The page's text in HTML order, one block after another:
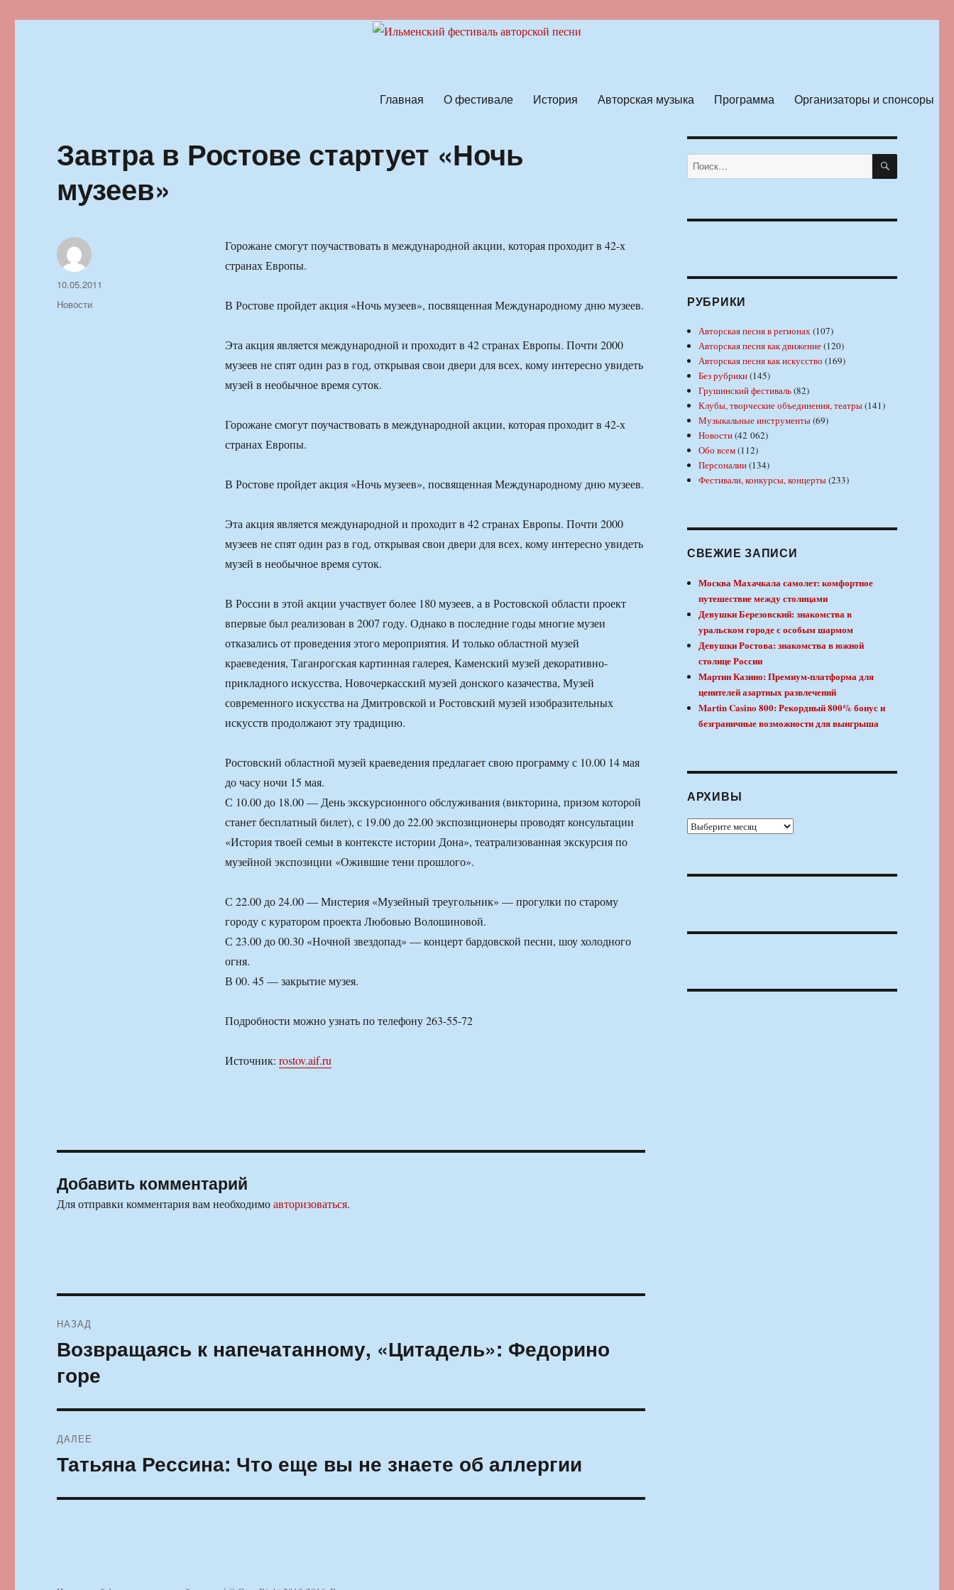
Главная О фестивале История Авторская музыка Программа Организаторы и спонсоры
Завтра в Ростове стартует «Ночь
музеев»
Горожане смогут поучаствовать в международной акции, которая проходит в 42-х
странах Европы.
В Ростове пройдет акция «Ночь музеев», посвященная Международному дню музеев.
Эта акция является международной и проходит в 42 странах Европы. Почти 2000
музеев не спят один раз в год, открывая свои двери для всех, кому интересно увидеть
музей в необычное время суток.
Горожане смогут поучаствовать в международной акции, которая проходит в 42-х
странах Европы.
В Ростове пройдет акция «Ночь музеев», посвященная Международному дню музеев.
Эта акция является международной и проходит в 42 странах Европы. Почти 2000
музеев не спят один раз в год, открывая свои двери для всех, кому интересно увидеть
музей в необычное время суток.
В России в этой акции участвует более 180 музеев, а в Ростовской области проект
впервые был реализован в 2007 году. Однако в последние годы многие музеи
отказались от проведения этого мероприятия. И только областной музей
краеведения, Таганрогская картинная галерея, Каменский музей декоративно-
прикладного искусства, Новочеркасский музей донского казачества, Музей
современного искусства на Дмитровской и Ростовский музей изобразительных
искусств продолжают эту традицию.
Ростовский областной музей краеведения предлагает свою программу с 10.00 14 мая
до часу ночи 15 мая.
С 10.00 до 18.00 — День экскурсионного обслуживания (викторина, призом которой
станет бесплатный билет), с 19.00 до 22.00 экспозиционеры проводят консультации
«История твоей семьи в контексте истории Дона», театрализованная экскурсия по
музейной экспозиции «Ожившие тени прошлого».
С 22.00 до 24.00 — Мистерия «Музейный треугольник» — прогулки по старому
городу с куратором проекта Любовью Волошиновой.
С 23.00 до 00.30 «Ночной звездопад» — концерт бардовской песни, шоу холодного
огня.
В 00. 45 — закрытие музея.
Подробности можно узнать по телефону 263-55-72
Источник: rostov.aif.ru
Автор
Опубликовано
10.05.2011
Рубрики
Новости
Добавить комментарий
Для отправки комментария вам необходимоавторизоваться.
по
записям
НАЗАД
Предыдущая
Возвращаясь к напечатанному, «Цитадель»: Федорино
горе
ДАЛЕЕ
Следующая
Татьяна Рессина: Что еще вы не знаете об аллергии
Искать: ПОИСК
РУБРИКИ
Авторская песня в регионах(107)
Авторская песня как движение(120)
Авторская песня как искусство (169)
Без рубрики(145)
Грушинский фестиваль(82)
Клубы, творческие объединения, театры(141)
Музыкальные инструменты(69)
Новости(42 062)
Обо всем(112)
Персоналии(134)
Фестивали, конкурсы, концерты(233)
СВЕЖИЕ ЗАПИСИ
Москва Махачкала самолет: комфортное
путешествие между столицами
Девушки Березовский: знакомства в
уральском городе с особым шармом
Девушки Ростова: знакомства в южной
столице России
Мартин Казино: Премиум-платформа для
ценителей азартных развлечений
Martin Casino 800: Рекордный 800% бонус и
безграничные возможности для выигрыша
АРХИВЫ
Архивы